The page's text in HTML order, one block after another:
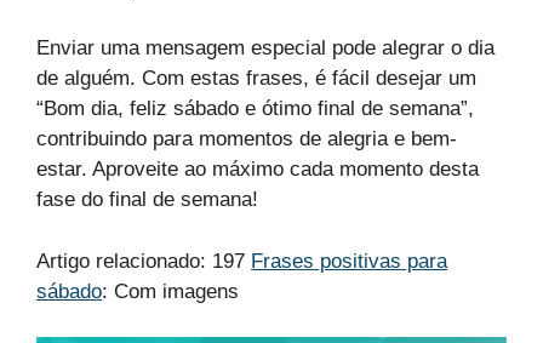
Enviar uma mensagem especial pode alegrar o dia
de alguém. Com estas frases, é fácil desejar um
“Bom dia, feliz sábado e ótimo final de semana”,
contribuindo para momentos de alegria e bem-
estar. Aproveite ao máximo cada momento desta
fase do final de semana!
Artigo relacionado: 197 Frases positivas para
sábado: Com imagens